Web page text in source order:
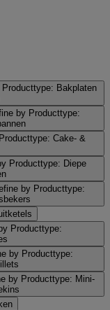
Producttype: Bakplaten
by Producttype:
Cake- &
Producttype: Diepe
by Producttype:
Producttype:
by Producttype:
by Producttype: Mini-